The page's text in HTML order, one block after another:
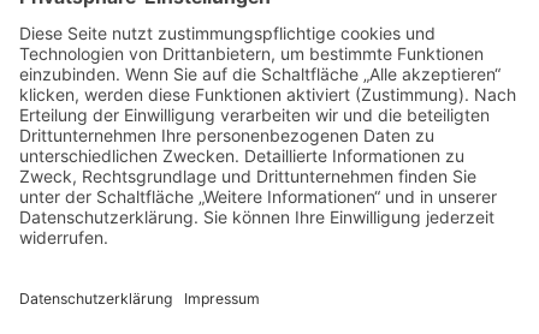
* Alle Preise verstehen sich inkl. gesetzlicher
Mehrwertsteuer und zzgl. Versandkosten wenn nicht anders
beschrieben.
ChampagnerKollektion ist ein Shop von Weinist